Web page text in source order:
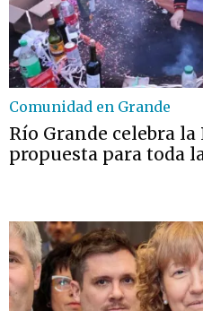
Comunidad en Grande
Río Grande celebra
propuesta para toda